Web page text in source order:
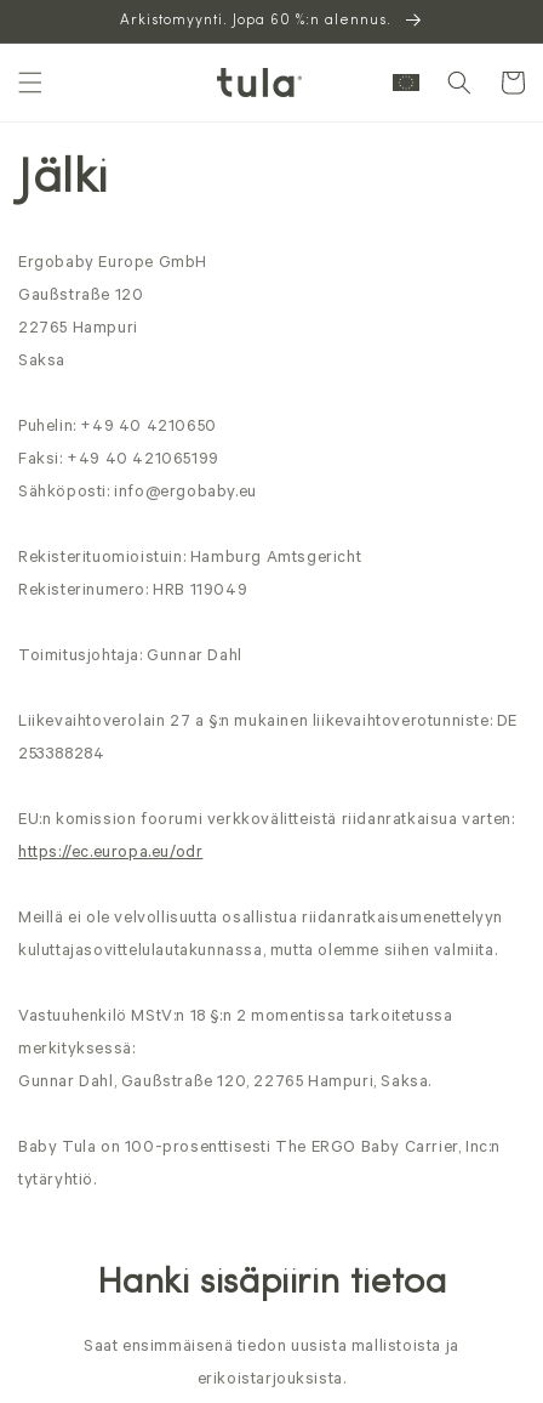
sisältöön
Arkistomyynti. Jopa 60 %:n alennus.
Jälki
Ergobaby Europe GmbH
Gaußstraße 120
22765 Hampuri
Saksa
Puhelin: +49 40 4210650
Faksi: +49 40 421065199
Sähköposti: info@ergobaby.eu
Rekisterituomioistuin: Hamburg Amtsgericht
Rekisterinumero: HRB 119049
Toimitusjohtaja: Gunnar Dahl
Liikevaihtoverolain 27 a §:n mukainen liikevaihtoverotunniste: DE
253388284
EU:n komission foorumi verkkovälitteistä riidanratkaisua varten:
https://ec.europa.eu/odr
Meillä ei ole velvollisuutta osallistua riidanratkaisumenettelyyn
kuluttajasovittelulautakunnassa, mutta olemme siihen valmiita.
Vastuuhenkilö MStV:n 18 §:n 2 momentissa tarkoitetussa
merkityksessä:
Gunnar Dahl, Gaußstraße 120, 22765 Hampuri, Saksa.
Baby Tula on 100-prosenttisesti The ERGO Baby Carrier, Inc:n
tytäryhtiö.
Hanki sisäpiirin tietoa
Saat ensimmäisenä tiedon uusista mallistoista ja
erikoistarjouksista.